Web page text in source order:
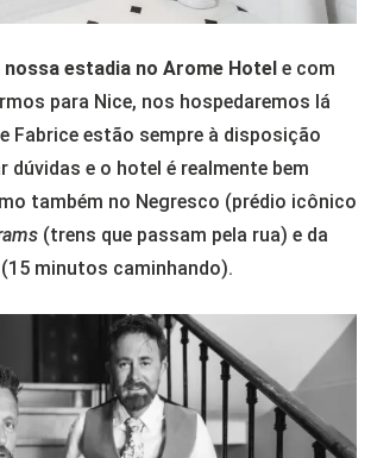
nossa estadia no Arome Hotel e com
para Nice, nos hospedaremos lá
Fabrice estão sempre à disposição
dúvidas e o hotel é realmente bem
também no Negresco (prédio icônico
(trens que passam pela rua) e da
minutos caminhando).